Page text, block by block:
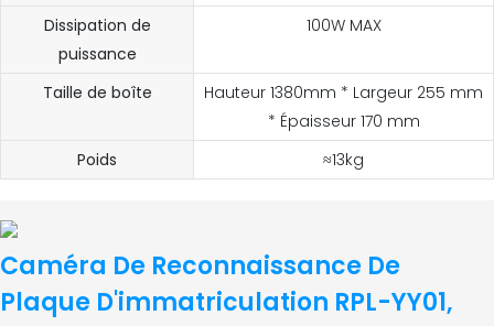
Dissipation de
puissance
100W MAX
Taille de boîte
Hauteur 1380mm * Largeur 255 mm
* Épaisseur 170 mm
Poids
≈13kg
Caméra De Reconnaissance De
Plaque D'immatriculation RPL-YY01,